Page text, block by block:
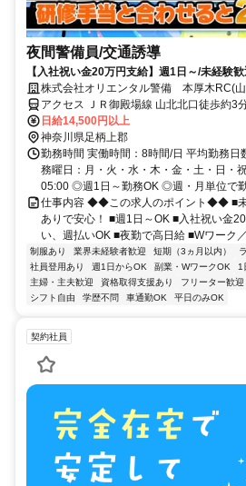
夜間警備員/交通誘導
【入社祝い金20万円支給】週1日～/未経験
い・週払いOK/履歴書不要！
株式会社オリエンタル警備 本厚木RC(
アクセス ＪＲ御殿場線 山北北口徒歩約3
歩約38分、ＪＲ御殿場線 谷峨徒歩約59分
センター)神奈川県厚木市旭町２丁目２－
日給14,500円以上
神奈川県足柄上郡
勤務時間 実働時間：8時間/日 平均勤務
務曜日：月・火・水・木・金・土・日・
05:00 ◎週1日～勤務OK ◎週・月単位で
仕事内容 ◆◆この求人のポイント◆◆ ■
ありで安心！ ■週1日～OK ■入社祝い金
い、週払いOK ■夜勤で高日給 ■Wワーク
制服あり 業界未経験者歓迎 短期（3ヵ月以内）
社員登用あり
週1日からOK 副業・WワークOK 1
主婦・主夫歓迎
資格取得支援あり フリーター歓迎
シフト自由
学歴不問 車通勤OK 平日のみOK
契約社員